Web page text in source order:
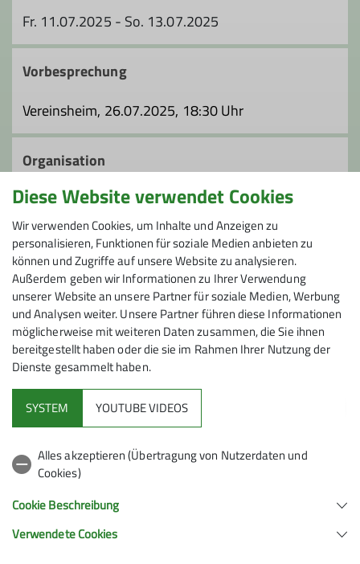
Fr. 11.07.2025 - So. 13.07.2025
Vorbesprechung
Vereinsheim, 26.07.2025, 18:30 Uhr
Organisation
Johanna Nuscheler
johanna.nuscheler@alpenverein-
schongau.de
Qualifikationen
Trail Scout
Ämter
Beisitzer/in
Preis
25,00 € (für das gesamte WE) plus
Campingplatzgebühren bzw. Unterkunft,
Verpflegung und eventuell anfallende Fahrtkosten
Diese Website verwendet Cookies
Wir verwenden Cookies, um Inhalte und Anzeigen zu
personalisieren, Funktionen für soziale Medien anbieten zu
können und Zugriffe auf unsere Website zu analysieren.
Außerdem geben wir Informationen zu Ihrer Verwendung
unserer Website an unsere Partner für soziale Medien, Werbung
und Analysen weiter. Unsere Partner führen diese Informationen
möglicherweise mit weiteren Daten zusammen, die Sie ihnen
bereitgestellt haben oder die sie im Rahmen Ihrer Nutzung der
Dienste gesammelt haben.
SYSTEM YOUTUBE VIDEOS
Alles akzeptieren (Übertragung von Nutzerdaten und
Cookies)
Cookie Beschreibung
Verwendete Cookies